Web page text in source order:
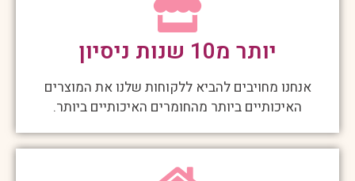
יותר מ10 שנות ניסיון
אנחנו מחויבים להביא ללקוחות שלנו את המוצרים
האיכותיים ביותר מהחומרים האיכותיים ביותר.